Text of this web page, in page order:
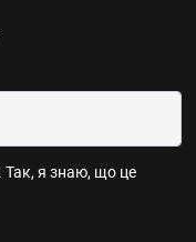
Так, я знаю, що це